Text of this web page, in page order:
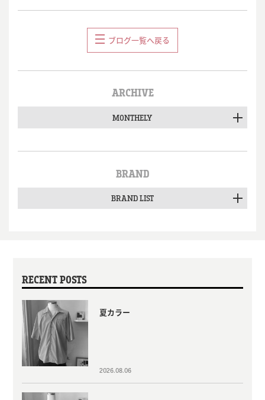
ブログ一覧へ戻る
ARCHIVE
MONTHELY
BRAND
BRAND LIST
RECENT POSTS
夏カラー
2026.08.06